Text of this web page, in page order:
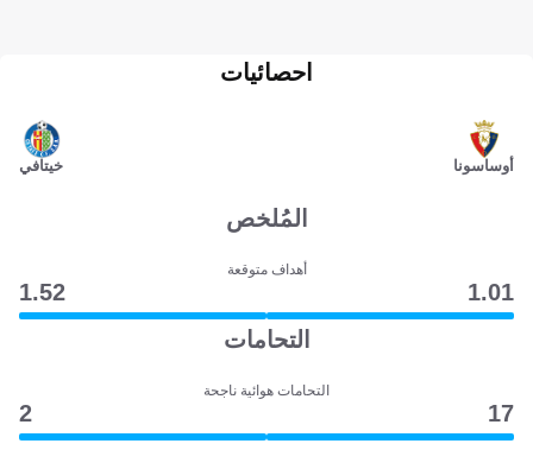
أوساسونا
احصائيات
خيتافي
المُلخص
أهداف متوقعة
1.01
1.52
التحامات
التحامات هوائية ناجحة
17
2